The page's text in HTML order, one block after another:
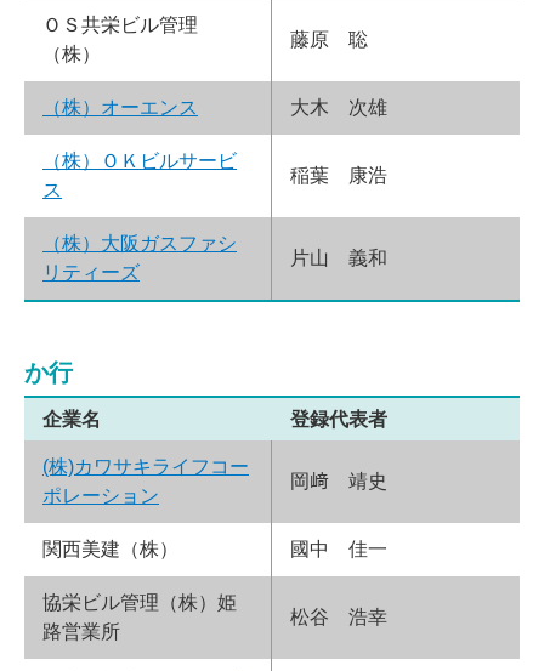
ＯＳ共栄ビル管理
（株）
藤原 聡
（株）オーエンス 大木 次雄
（株）ＯＫビルサービ
ス
稲葉 康浩
（株）大阪ガスファシ
リティーズ
片山 義和
か行
企業名 登録代表者
(株)カワサキライフコー
ポレーション
岡﨑 靖史
関西美建（株） 國中 佳一
協栄ビル管理（株）姫
路営業所
松谷 浩幸